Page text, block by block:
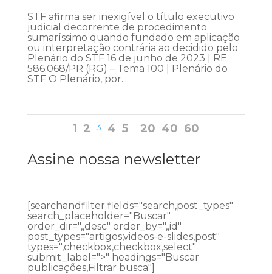
STF afirma ser inexigível o título executivo
judicial decorrente de procedimento
sumaríssimo quando fundado em aplicação
ou interpretação contrária ao decidido pelo
Plenário do STF 16 de junho de 2023 | RE
586.068/PR (RG) – Tema 100 | Plenário do
STF O Plenário, por...
1 2 3 4 5 20 40 60
Assine nossa newsletter
[searchandfilter fields="search,post_types"
search_placeholder="Buscar"
order_dir=",,desc" order_by=",,id"
post_types="artigos,videos-e-slides,post"
types=",checkbox,checkbox,select"
submit_label=">" headings="Buscar
publicações,Filtrar busca"]